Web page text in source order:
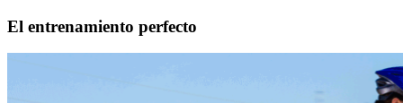
El entrenamiento perfecto